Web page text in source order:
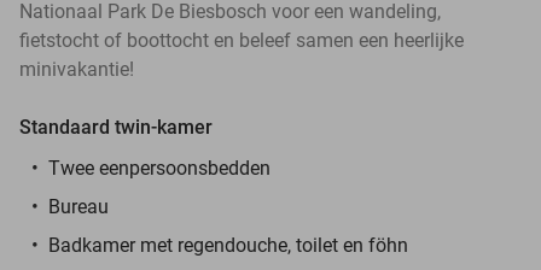
Nationaal Park De Biesbosch voor een wandeling,
fietstocht of boottocht en beleef samen een heerlijke
minivakantie!
Standaard twin-kamer
Twee eenpersoonsbedden
Bureau
Badkamer met regendouche, toilet en föhn